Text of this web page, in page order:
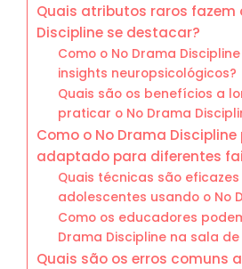
Quais atributos raros fazem
Discipline se destacar?
Como o No Drama
insights neuropsicológicos?
Quais são os benefícios a
praticar o No Drama
Como o No Drama Discipline
adaptado para diferentes
Quais técnicas são
adolescentes usando o No
Como os educadores
Drama Discipline na sala
Quais são os erros comuns